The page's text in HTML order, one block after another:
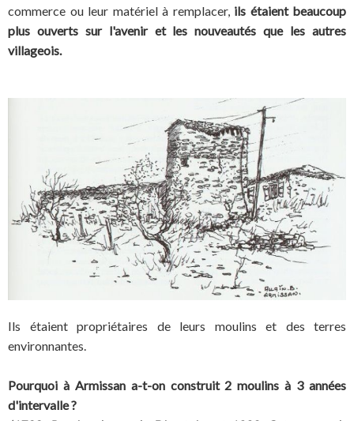
commerce ou leur matériel à remplacer, ils étaient beaucoup
plus ouverts sur l'avenir et les nouveautés que les autres
villageois.
Ils étaient propriétaires de leurs moulins et des terres
environnantes.
Pourquoi à Armissan a-t-on construit 2 moulins à 3 années
d'intervalle ?